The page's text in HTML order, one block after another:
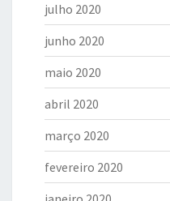
julho 2020
junho 2020
maio 2020
abril 2020
março 2020
fevereiro 2020